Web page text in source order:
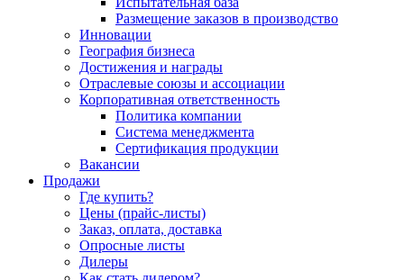
Размещение заказов в производство
Инновации
География бизнеса
Достижения и награды
Отраслевые союзы и ассоциации
Корпоративная ответственность
Политика компании
Система менеджмента
Сертификация продукции
Вакансии
Продажи
Где купить?
Цены (прайс-листы)
Заказ, оплата, доставка
Опросные листы
Дилеры